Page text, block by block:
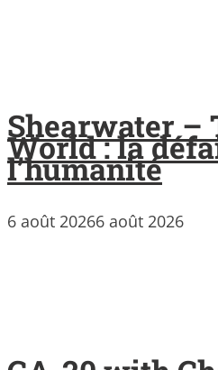
Shearwater –
World : la
l’humanité
6 août 20266 août 2026